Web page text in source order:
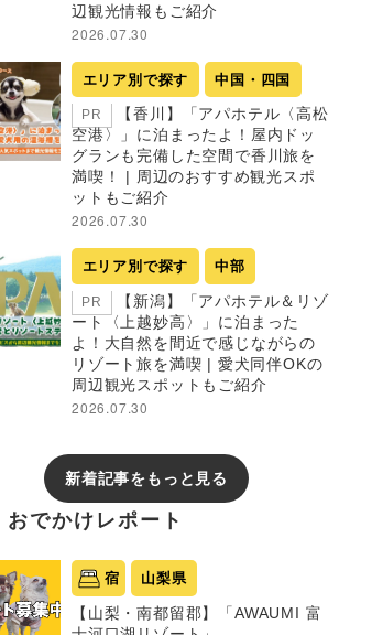
辺観光情報もご紹介
2026.07.30
エリア別で探す 中国・四国
PR
【香川】「アパホテル〈高松
空港〉」に泊まったよ！屋内ドッ
グランも完備した空間で香川旅を
満喫！ | 周辺のおすすめ観光スポ
ットもご紹介
2026.07.30
エリア別で探す 中部
PR
【新潟】「アパホテル＆リゾ
ート〈上越妙高〉」に泊まった
よ！大自然を間近で感じながらの
リゾート旅を満喫 | 愛犬同伴OKの
周辺観光スポットもご紹介
2026.07.30
新着記事をもっと見る
おでかけレポート
宿 山梨県
【山梨・南都留郡】「AWAUMI 富